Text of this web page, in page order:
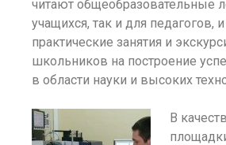
читают общеобразовательные
учащихся, так и для педагогов,
практические занятия и
школьников на построение
в области науки и высоких
В